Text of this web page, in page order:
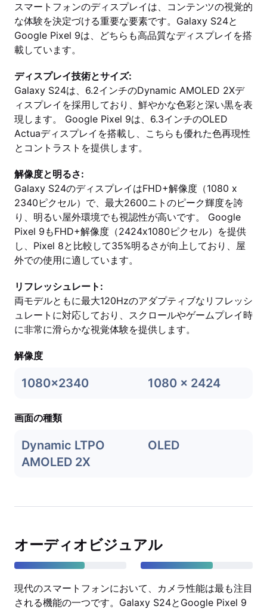
スマートフォンのディスプレイは、コンテンツの視覚的
な体験を決定づける重要な要素です。Galaxy S24と
Google Pixel 9は、どちらも高品質なディスプレイを搭
載しています。
ディスプレイ技術とサイズ:
Galaxy S24は、6.2インチのDynamic AMOLED 2Xデ
ィスプレイを採用しており、鮮やかな色彩と深い黒を表
現します。 Google Pixel 9は、6.3インチのOLED
Actuaディスプレイを搭載し、こちらも優れた色再現性
とコントラストを提供します。
解像度と明るさ:
Galaxy S24のディスプレイはFHD+解像度（1080 x
2340ピクセル）で、最大2600ニトのピーク輝度を誇
り、明るい屋外環境でも視認性が高いです。 Google
Pixel 9もFHD+解像度（2424x1080ピクセル）を提供
し、Pixel 8と比較して35%明るさが向上しており、屋
外での使用に適しています。
リフレッシュレート:
両モデルともに最大120Hzのアダプティブなリフレッシ
ュレートに対応しており、スクロールやゲームプレイ時
に非常に滑らかな視覚体験を提供します。
解像度
1080x2340 1080 x 2424
画面の種類
Dynamic LTPO
AMOLED 2X
OLED
オーディオビジュアル
現代のスマートフォンにおいて、カメラ性能は最も注目
される機能の一つです。Galaxy S24とGoogle Pixel 9